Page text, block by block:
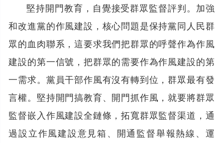
堅持開門教育，自覺接受群眾監督評判。加強
和改進黨的作風建設，核心問題是保持黨同人民群
眾的血肉聯系，這要求我們把群眾的呼聲作為作風
建設的第一信號，把群眾的需要作為作風建設的第
一需求。黨員干部作風有沒有轉到位，群眾最有發
言權。堅持開門搞教育、開門抓作風，就要將群眾
監督嵌入作風建設全鏈條，拓寬群眾監督渠道，通
過設立作風建設意見箱、開通監督舉報熱線、運